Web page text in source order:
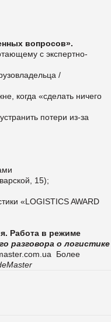
вопросов».
с экспертно-
/
когда «сделать ничего
потери из-за
15);
«LOGISTICS AWARD
Работа в режиме
разговора о логистике
Более